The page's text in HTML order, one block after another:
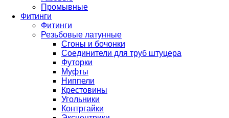
Промывные
Фитинги
Фитинги
Резьбовые латунные
Сгоны и бочонки
Соединители для труб штуцера
Футорки
Муфты
Ниппели
Крестовины
Угольники
Контргайки